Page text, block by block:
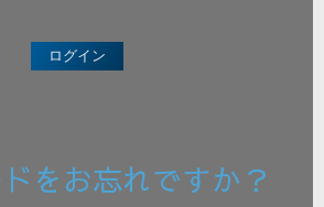
をお忘れですか？